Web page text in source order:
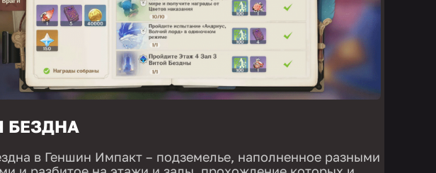
БЕЗДНА
в Геншин Импакт – подземелье, наполненное разными